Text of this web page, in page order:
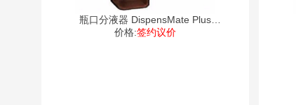
瓶口分液器 DispensMate Plus
73110
价格:签约议价